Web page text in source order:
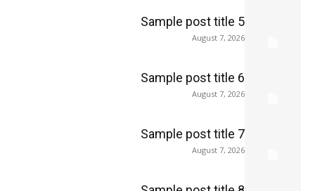
Sample post title 5
August 7, 2026
Sample post title 6
August 7, 2026
Sample post title 7
August 7, 2026